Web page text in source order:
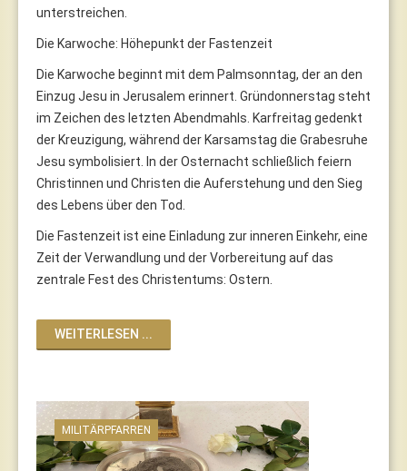
unterstreichen.
Die Karwoche: Höhepunkt der Fastenzeit
Die Karwoche beginnt mit dem Palmsonntag, der an den
Einzug Jesu in Jerusalem erinnert. Gründonnerstag steht
im Zeichen des letzten Abendmahls. Karfreitag gedenkt
der Kreuzigung, während der Karsamstag die Grabesruhe
Jesu symbolisiert. In der Osternacht schließlich feiern
Christinnen und Christen die Auferstehung und den Sieg
des Lebens über den Tod.
Die Fastenzeit ist eine Einladung zur inneren Einkehr, eine
Zeit der Verwandlung und der Vorbereitung auf das
zentrale Fest des Christentums: Ostern.
WEITERLESEN ...
MILITÄRPFARREN